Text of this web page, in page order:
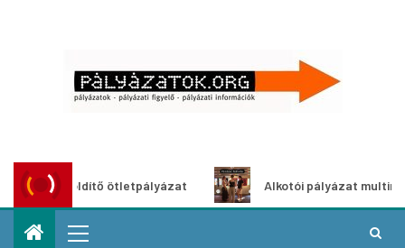
ötletpályázat Alkotói pályázat multimédia-